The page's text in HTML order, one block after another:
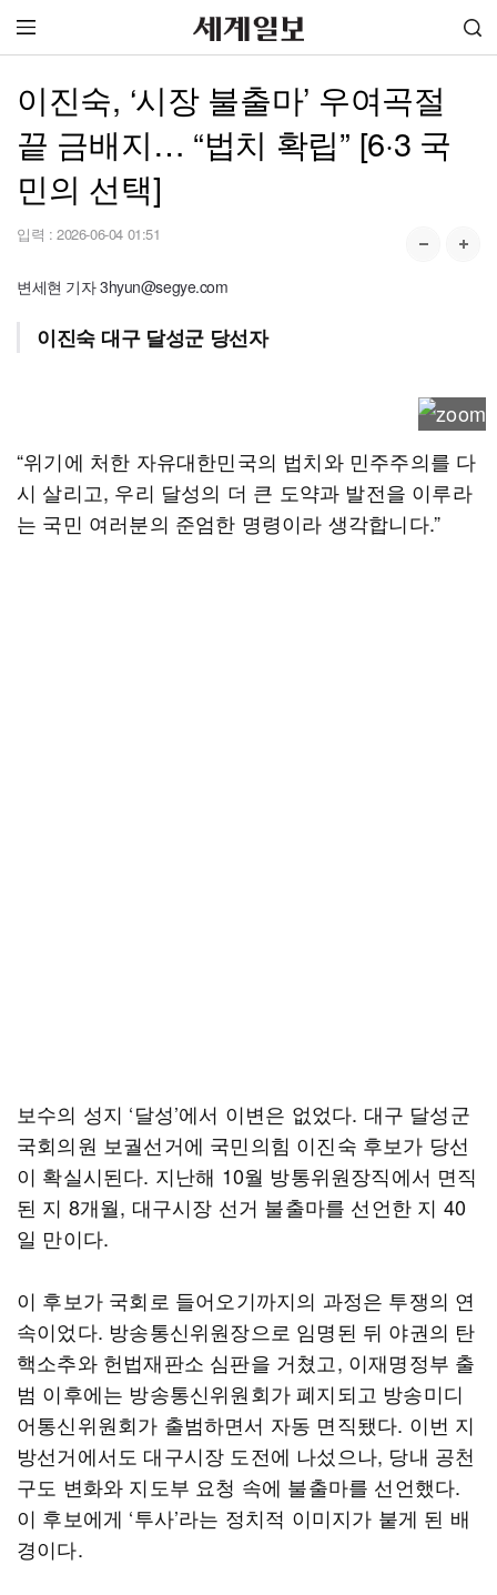
이진숙, ‘시장 불출마’ 우여곡절
끝 금배지… “법치 확립” [6·3 국
민의 선택]
입력 : 2026-06-04 01:51
변세현 기자 3hyun@segye.com
이진숙 대구 달성군 당선자
“위기에 처한 자유대한민국의 법치와 민주주의를 다
시 살리고, 우리 달성의 더 큰 도약과 발전을 이루라
는 국민 여러분의 준엄한 명령이라 생각합니다.”
보수의 성지 ‘달성’에서 이변은 없었다. 대구 달성군
국회의원 보궐선거에 국민의힘 이진숙 후보가 당선
이 확실시된다. 지난해 10월 방통위원장직에서 면직
된 지 8개월, 대구시장 선거 불출마를 선언한 지 40
일 만이다.
이 후보가 국회로 들어오기까지의 과정은 투쟁의 연
속이었다. 방송통신위원장으로 임명된 뒤 야권의 탄
핵소추와 헌법재판소 심판을 거쳤고, 이재명정부 출
범 이후에는 방송통신위원회가 폐지되고 방송미디
어통신위원회가 출범하면서 자동 면직됐다. 이번 지
방선거에서도 대구시장 도전에 나섰으나, 당내 공천
구도 변화와 지도부 요청 속에 불출마를 선언했다.
이 후보에게 ‘투사’라는 정치적 이미지가 붙게 된 배
경이다.